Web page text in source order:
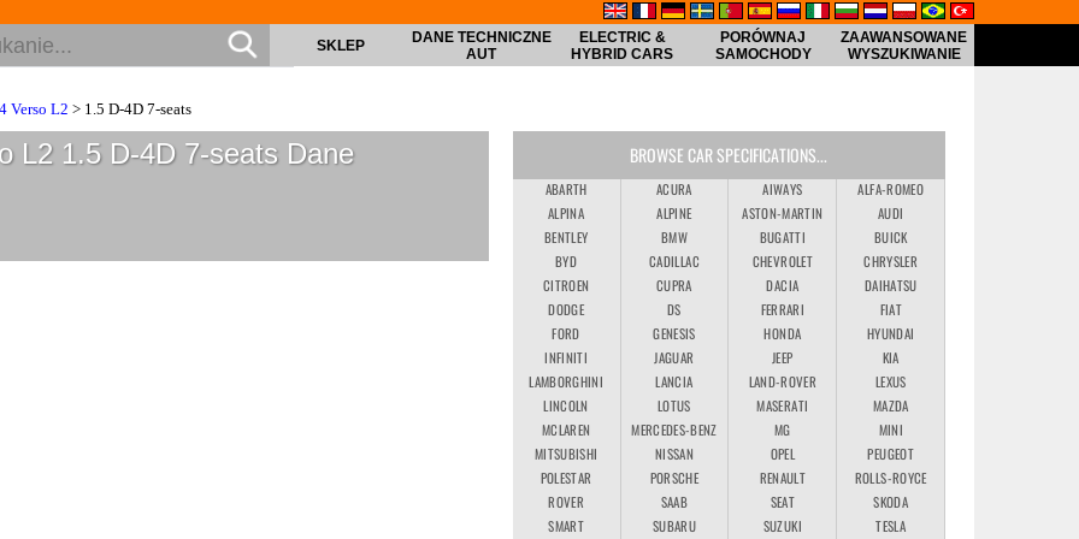
SKLEP
DANE TECHNICZNE
AUT
ELECTRIC &
HYBRID CARS
PORÓWNAJ
SAMOCHODY
ZAAWANSOWANE
WYSZUKIWANIE
Verso L2 > 1.5 D-4D 7-seats
L2 1.5 D-4D 7-seats Dane
BROWSE CAR SPECIFICATIONS...
ABARTH ACURA AIWAYS
ALFA-ROMEO
ALPINA
ALPINE ASTON-MARTIN
AUDI
BENTLEY
BMW BUGATTI
BUICK
BYD
CADILLAC CHEVROLET
CHRYSLER
CITROEN
CUPRA DACIA
DAIHATSU
DODGE
DS FERRARI
FIAT
FORD
GENESIS HONDA
HYUNDAI
INFINITI
JAGUAR JEEP
KIA
LAMBORGHINI
LANCIA LAND-ROVER
LEXUS
LINCOLN
LOTUS MASERATI
MAZDA
MCLAREN
MERCEDES-BENZ MG
MINI
MITSUBISHI
NISSAN OPEL
PEUGEOT
POLESTAR
PORSCHE RENAULT
ROLLS-ROYCE
ROVER
SAAB SEAT
SKODA
SMART
SUBARU SUZUKI
TESLA